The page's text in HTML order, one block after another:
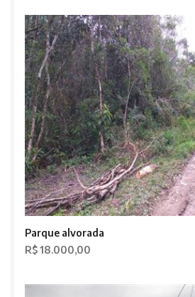
Parque alvorada
R$ 18.000,00